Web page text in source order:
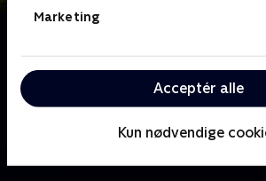
Marketing
Acceptér alle
Kun nødvendige
drømmehjemmene for helt
Følg deres eventyr og hårde
deres drømme om alt fra vinkældre